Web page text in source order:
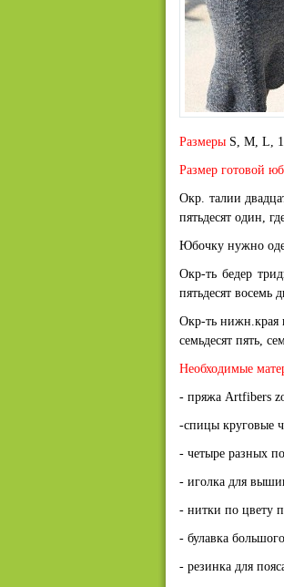
Размеры S, M, L,
Размер готовой
Окр. талии
пятьдесят один,
Юбочку нужно
Окр-ть бедер
пятьдесят восемь
Окр-ть нижн.края
семьдесят пять,
Необходимые
- пряжа Artfibers
-спицы круговые
- четыре разных
- иголка для
- нитки по цвету
- булавка
- резинка для